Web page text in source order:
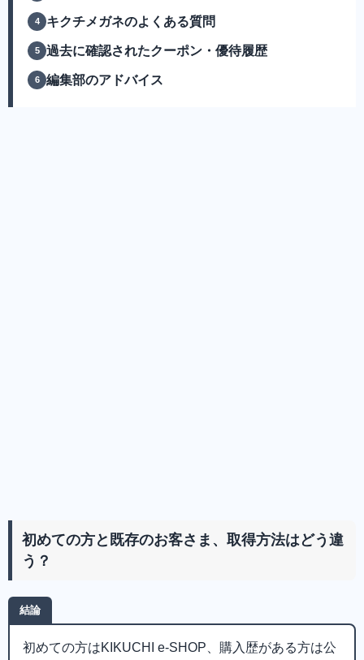
キクチメガネのよくある質問
過去に確認されたクーポン・優待履歴
編集部のアドバイス
初めての方と既存のお客さま、取得方法はどう違
う？
結論
初めての方はKIKUCHI e-SHOP、購入歴がある方は公